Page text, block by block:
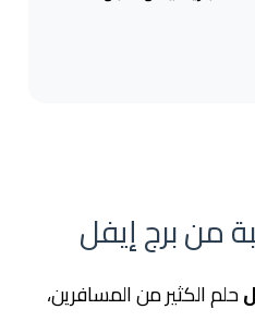
من برج إيفل
حلم الكثير من المسافرين،